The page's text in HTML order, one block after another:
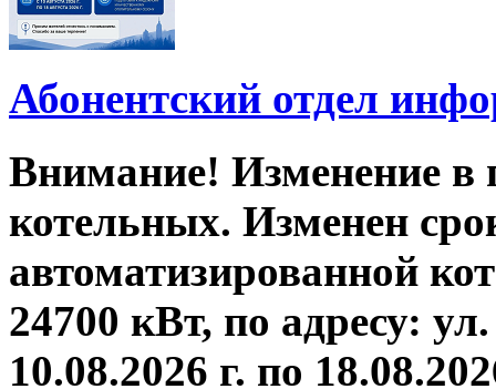
Абонентский отдел
Внимание! Изменение в
котельных. Изменен
автоматизированной
24700 кВт, по адресу:
10.08.2026 г. по